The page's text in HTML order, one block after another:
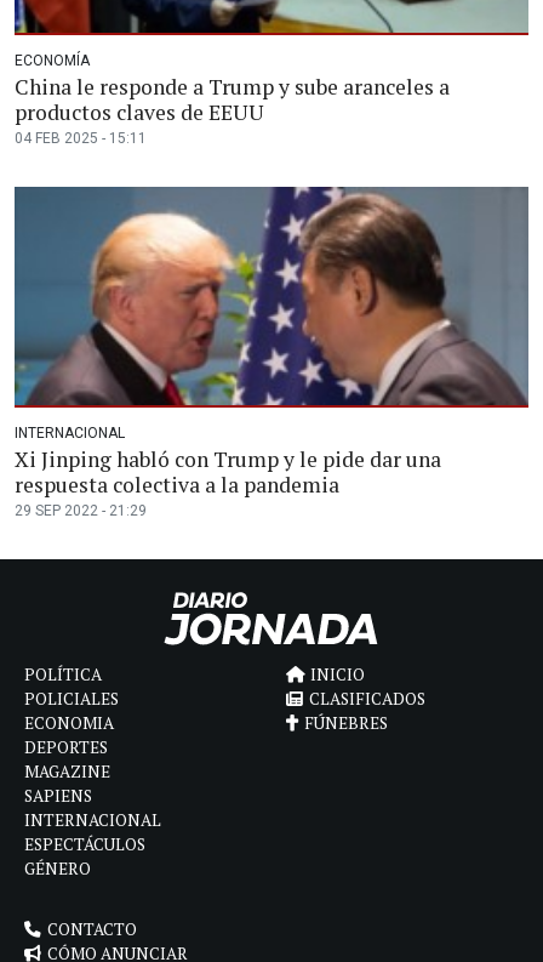
ECONOMÍA
China le responde a Trump y sube aranceles a
productos claves de EEUU
04 FEB 2025 - 15:11
INTERNACIONAL
Xi Jinping habló con Trump y le pide dar una
respuesta colectiva a la pandemia
29 SEP 2022 - 21:29
POLÍTICA
POLICIALES
ECONOMIA
DEPORTES
MAGAZINE
SAPIENS
INTERNACIONAL
ESPECTÁCULOS
GÉNERO
INICIO
CLASIFICADOS
FÚNEBRES
CONTACTO
CÓMO ANUNCIAR